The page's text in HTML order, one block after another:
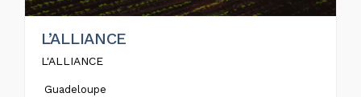
L’ALLIANCE
L'ALLIANCE
Guadeloupe